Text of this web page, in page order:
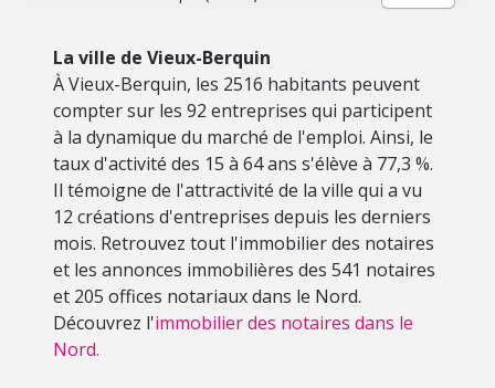
La ville de Vieux-Berquin
À Vieux-Berquin, les 2516 habitants peuvent
compter sur les 92 entreprises qui participent
à la dynamique du marché de l'emploi. Ainsi, le
taux d'activité des 15 à 64 ans s'élève à 77,3 %.
Il témoigne de l'attractivité de la ville qui a vu
12 créations d'entreprises depuis les derniers
mois. Retrouvez tout l'immobilier des notaires
et les annonces immobilières des 541 notaires
et 205 offices notariaux dans le Nord.
Découvrez l'immobilier des notaires dans le
Nord.